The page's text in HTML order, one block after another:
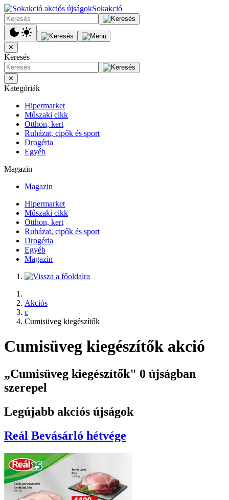
Sokakció
✕
Keresés
✕
Kategóriák
Hipermarket
Műszaki cikk
Otthon, kert
Ruházat, cipők és sport
Drogéria
Egyéb
Magazin
Magazin
Hipermarket
Műszaki cikk
Otthon, kert
Ruházat, cipők és sport
Drogéria
Egyéb
Magazin
Akciós
c
Cumisüveg kiegészítők
Cumisüveg kiegészítők akció
„Cumisüveg kiegészítők" 0 újságban
szerepel
Legújabb akciós újságok
Reál Bevásárló hétvége